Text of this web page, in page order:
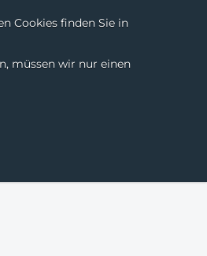
Cookies finden Sie in
müssen wir nur einen
Success Stories